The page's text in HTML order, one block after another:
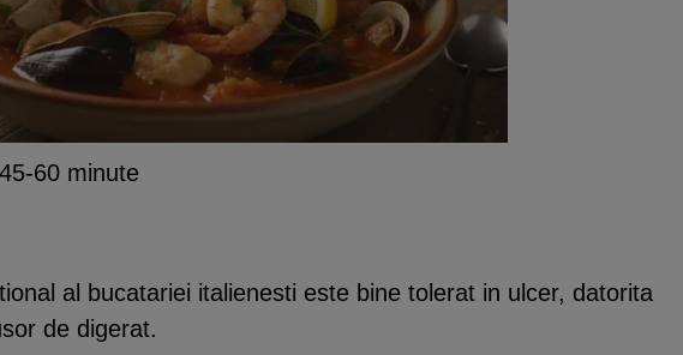
60 minute
al bucatariei italienesti este bine tolerat in ulcer, datorita
de digerat.